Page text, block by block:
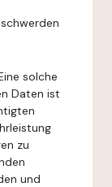
solche
Daten ist
zu
und